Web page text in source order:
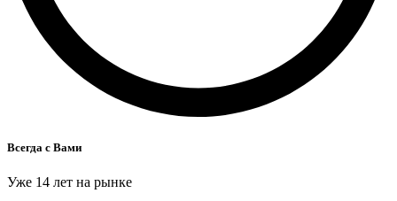
Всегда с Вами
Уже 14 лет на рынке